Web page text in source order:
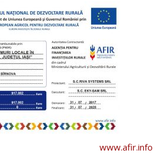
www.afir.info